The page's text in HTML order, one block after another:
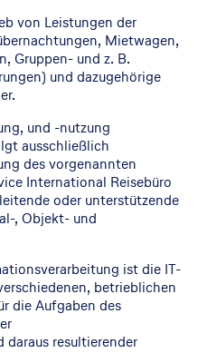
von Leistungen der
Mietwagen,
Gruppen- und z. B.
und dazugehörige
und -nutzung
ausschließlich
des vorgenannten
International Reisebüro
oder unterstützende
, Objekt- und
ist die IT-
betrieblichen
die Aufgaben des
resultierender